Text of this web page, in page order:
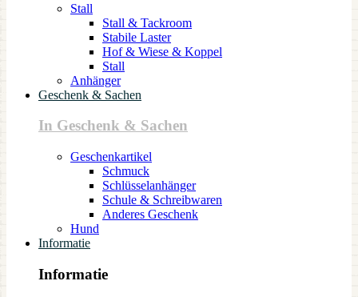
Stall
Stall & Tackroom
Stabile Laster
Hof & Wiese & Koppel
Stall
Anhänger
Geschenk & Sachen
In Geschenk & Sachen
Geschenkartikel
Schmuck
Schlüsselanhänger
Schule & Schreibwaren
Anderes Geschenk
Hund
Informatie
Informatie